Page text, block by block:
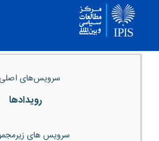
سرویس‌های اصلی
رویدادها
سرویس های